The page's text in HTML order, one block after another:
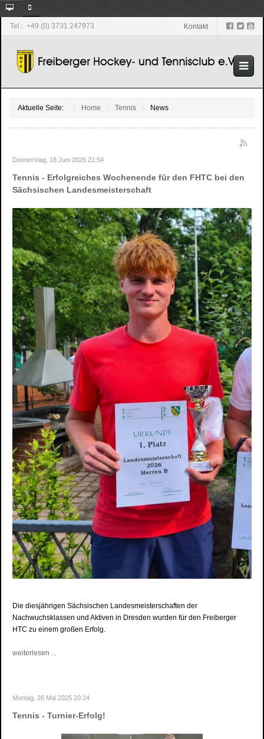
Tel.: +49 (0) 3731 247973 Kontakt
Aktuelle Seite: Home Tennis News
Donnerstag, 18 Juni 2026 21:54
Tennis - Erfolgreiches Wochenende für den FHTC bei den
Sächsischen Landesmeisterschaft
Die diesjährigen Sächsischen Landesmeisterschaften der
Nachwuchsklassen und Aktiven in Dresden wurden für den Freiberger
HTC zu einem großen Erfolg.
weiterlesen ...
Montag, 26 Mai 2025 20:24
Tennis - Turnier-Erfolg!